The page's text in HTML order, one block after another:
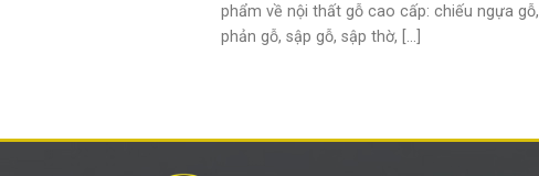
phẩm về nội thất gỗ cao cấp: chiếu ngựa gỗ,
phản gỗ, sập gỗ, sập thờ, [...]